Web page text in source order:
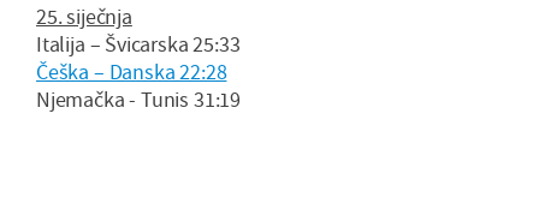
25. siječnja
Italija – Švicarska 25:33
Češka – Danska 22:28
Njemačka - Tunis 31:19